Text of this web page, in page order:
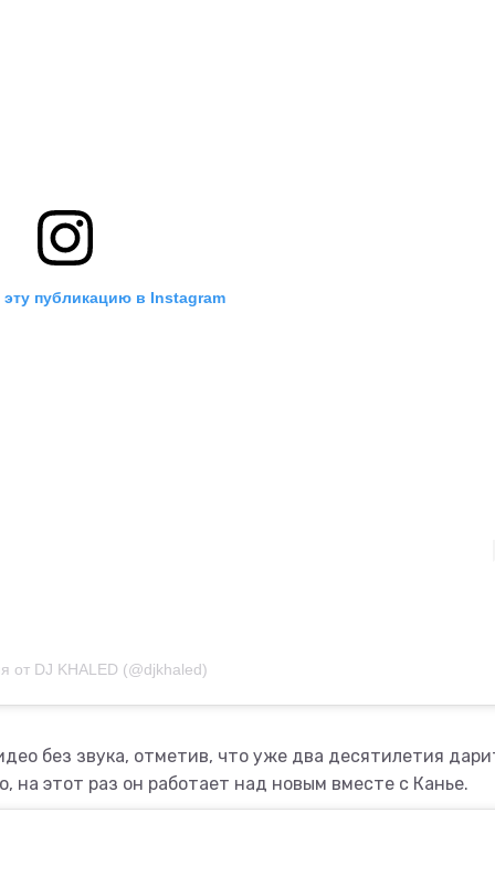
публикацию в Instagram
от DJ KHALED (@djkhaled)
без звука, отметив, что уже два десятилетия
этот раз он работает над новым вместе с Канье.